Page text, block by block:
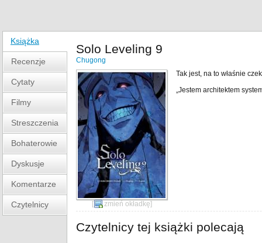
Książka
Recenzje
Cytaty
Filmy
Streszczenia
Bohaterowie
Dyskusje
Komentarze
Czytelnicy
Solo Leveling 9
Chugong
[ zmień okładkę]
Tak jest, na to właśnie
„Jestem architektem
Czytelnicy tej książki polecają